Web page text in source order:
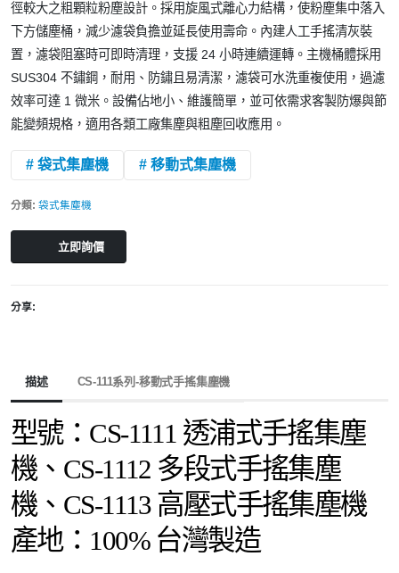
徑較大之粗顆粒粉塵設計。採用旋風式離心力結構，使粉塵集中落入
下方儲塵桶，減少濾袋負擔並延長使用壽命。內建人工手搖清灰裝
置，濾袋阻塞時可即時清理，支援 24 小時連續運轉。主機桶體採用
SUS304 不鏽鋼，耐用、防鏽且易清潔，濾袋可水洗重複使用，過濾
效率可達 1 微米。設備佔地小、維護簡單，並可依需求客製防爆與節
能變頻規格，適用各類工廠集塵與粗塵回收應用。
# 袋式集塵機 # 移動式集塵機
分類: 袋式集塵機
立即詢價
分享:
描述 CS-111系列-移動式手搖集塵機
型號： CS-1111 透浦式手搖集塵
機、 CS-1112 多段式手搖集塵
機、 CS-1113 高壓式手搖集塵機
產地：100% 台灣製造